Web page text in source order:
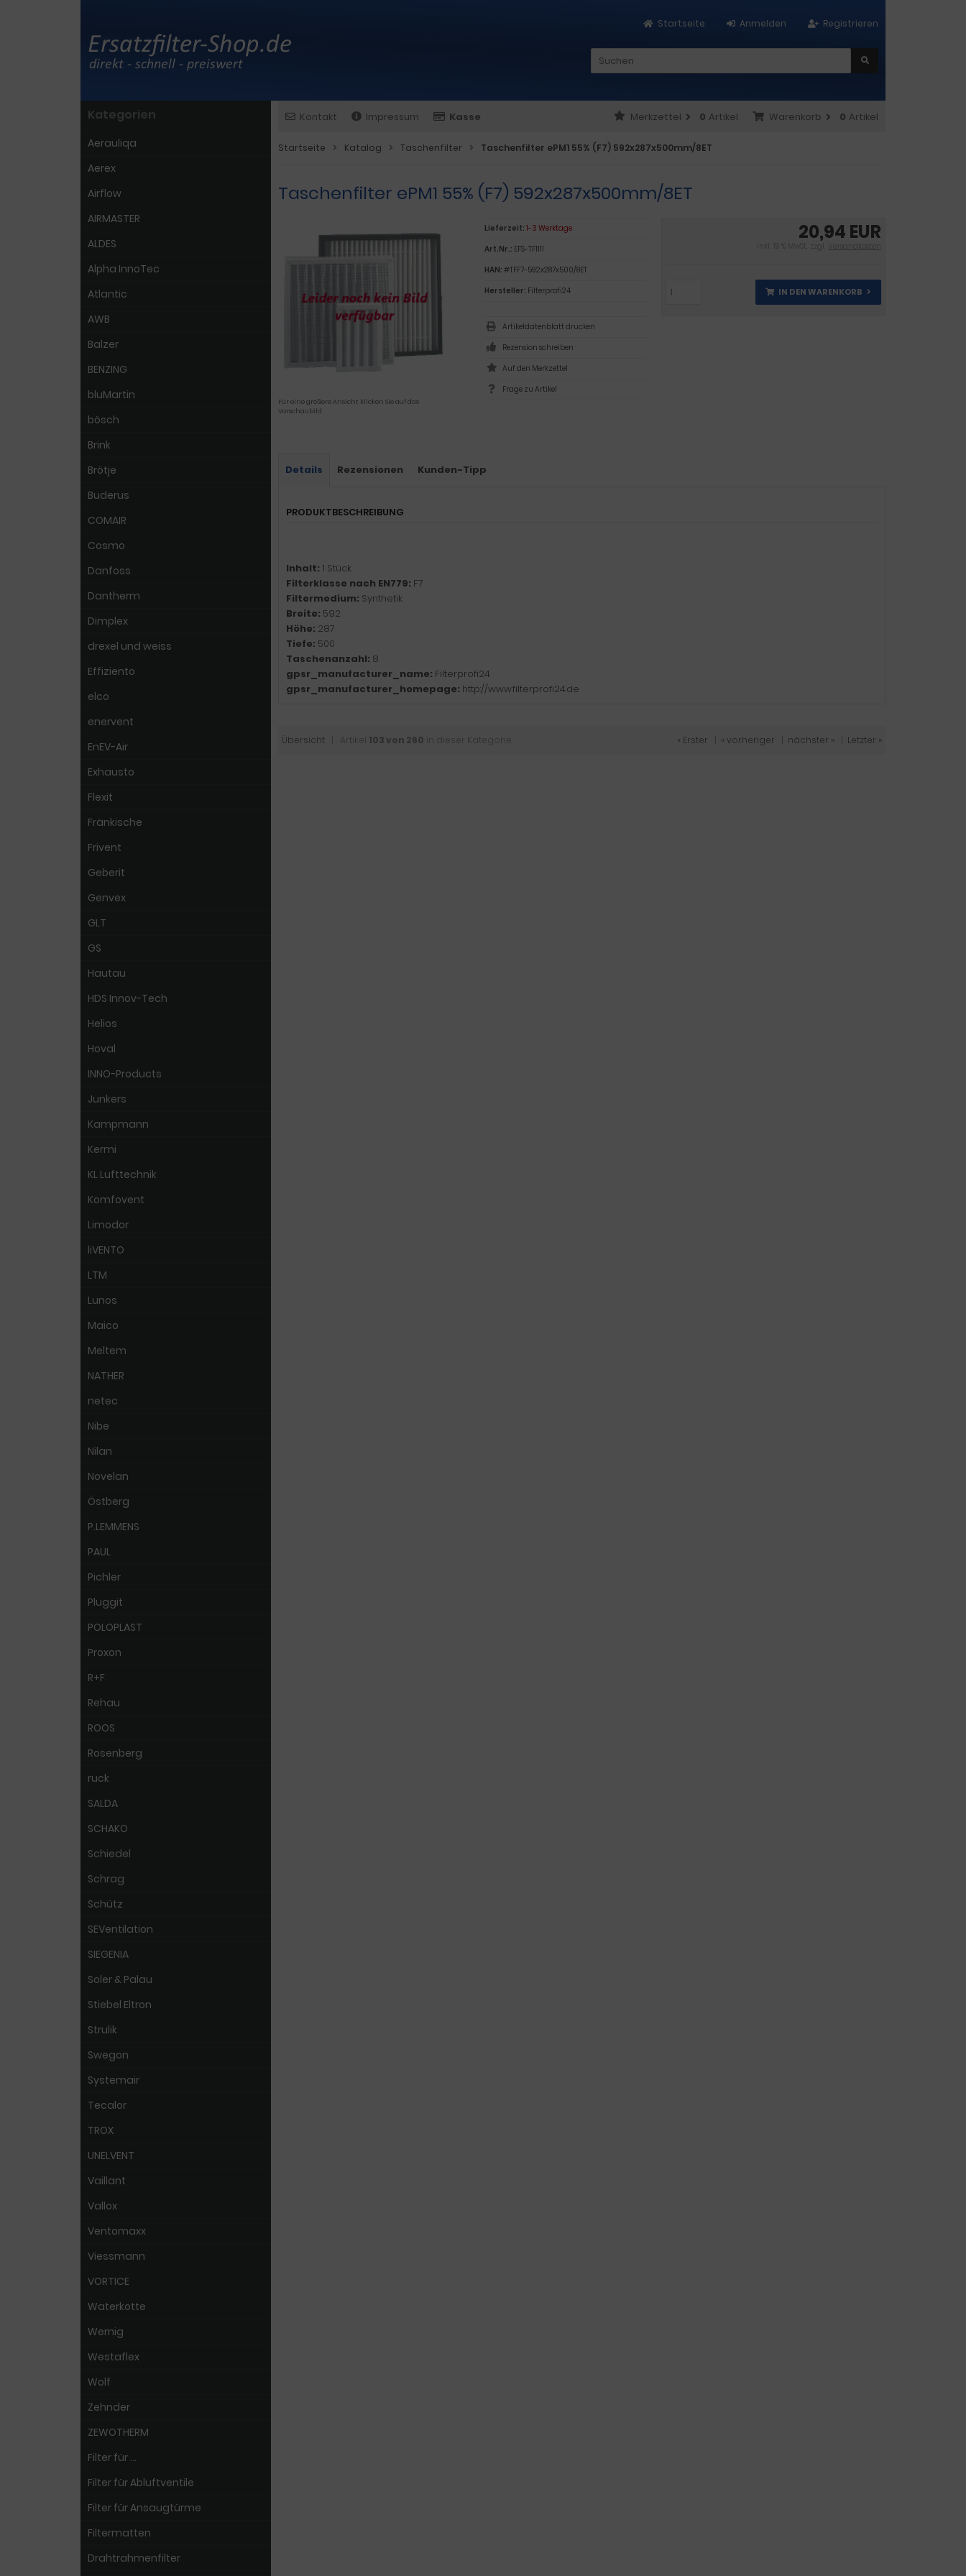
Registrieren
Anmelden
Startseite
Kontakt Impressum Kasse Warenkorb 0 Artikel
Merkzettel 0 Artikel
Startseite Katalog Taschenfilter Taschenfilter ePM1 55% (F7) 592x287x500mm/8ET
Taschenfilter ePM1 55% (F7) 592x287x500mm/8ET
Für eine größere Ansicht klicken Sie auf das
Vorschaubild
20,94 EUR
inkl. 19 % MwSt. zzgl. Versandkosten
IN DEN WARENKORB
Lieferzeit: 1-3 Werktage
Art.Nr.: EFS-TF1111
HAN: #TFF7-592x287x500/8ET
Hersteller: Filterprofi24
Artikeldatenblatt drucken
Rezension schreiben
Frage zu Artikel
Details Rezensionen Kunden-Tipp
PRODUKTBESCHREIBUNG
Inhalt: 1 Stück
Filterklasse nach EN779: F7
Filtermedium: Synthetik
Breite: 592
Höhe: 287
Tiefe: 500
Taschenanzahl: 8
gpsr_manufacturer_name: Filterprofi24
gpsr_manufacturer_homepage: http://www.filterprofi24.de
Übersicht | Artikel 103 von 260 in dieser Kategorie « Erster « vorheriger nächster » Letzter »
Kategorien
Aerauliqa
Aerex
Airflow
AIRMASTER
ALDES
Alpha InnoTec
Atlantic
AWB
Balzer
BENZING
bluMartin
bösch
Brink
Brötje
Buderus
COMAIR
Cosmo
Danfoss
Dantherm
Dimplex
drexel und weiss
Effiziento
elco
enervent
EnEV-Air
Exhausto
Flexit
Fränkische
Frivent
Geberit
Genvex
GLT
GS
Hautau
HDS Innov-Tech
Helios
Hoval
INNO-Products
Junkers
Kampmann
Kermi
KL Lufttechnik
Komfovent
Limodor
liVENTO
LTM
Lunos
Maico
Meltem
NATHER
netec
Nibe
Nilan
Novelan
Östberg
P.LEMMENS
PAUL
Pichler
Pluggit
POLOPLAST
Proxon
R+F
Rehau
ROOS
Rosenberg
ruck
SALDA
SCHAKO
Schiedel
Schrag
Schütz
SEVentilation
SIEGENIA
Soler & Palau
Stiebel Eltron
Strulik
Swegon
Systemair
Tecalor
TROX
UNELVENT
Vaillant
Vallox
Ventomaxx
Viessmann
VORTICE
Waterkotte
Wernig
Westaflex
Wolf
Zehnder
ZEWOTHERM
Filter für ...
Filter für Abluftventile
Filter für Ansaugtürme
Filtermatten
Drahtrahmenfilter